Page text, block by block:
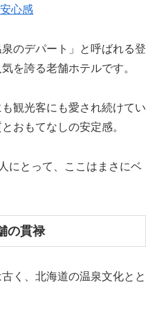
心感
のデパート」と呼ばれる登
を誇る老舗ホテルです。
観光客にも愛され続けてい
おもてなしの安定感。
にとって、ここはまさにベ
の貫禄
く、北海道の温泉文化とと